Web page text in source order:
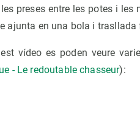
preses entre les potes i
ajunta en una bola i
vídeo es poden veure
- Le redoutable chasseur):